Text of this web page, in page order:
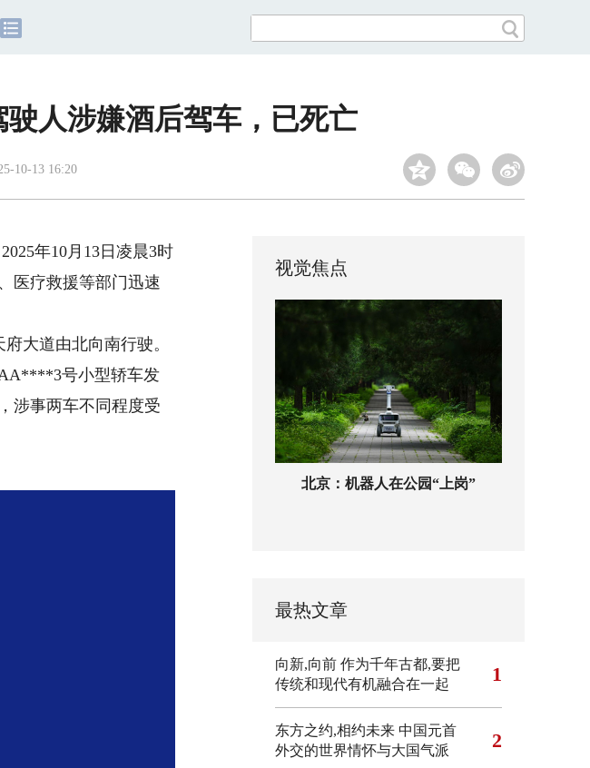
人涉嫌酒后驾车，已死亡
10-13 16:20
年10月13日凌晨3时
医疗救援等部门迅速
大道由北向南行驶。
号小型轿车发
涉事两车不同程度受
视觉焦点
北京：机器人在公园“上岗”
最热文章
向新,向前 作为千年古都,要把
传统和现代有机融合在一起
1
东方之约,相约未来 中国元首
外交的世界情怀与大国气派
2